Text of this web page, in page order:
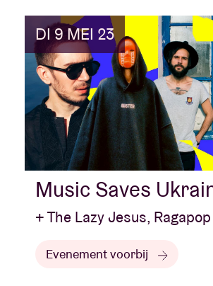
DI 9 MEI 23
Music Saves
+ The Lazy Jesus, Ragapop
Evenement voorbij